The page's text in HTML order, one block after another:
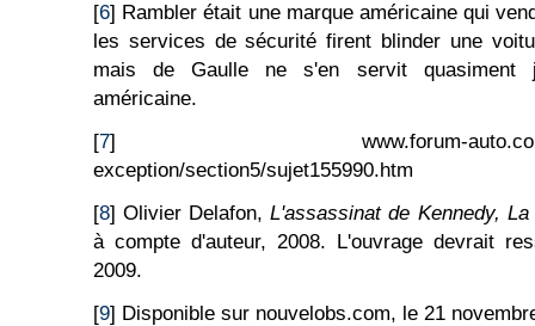
[6] Rambler était une marque américaine qui
les services de sécurité firent blinder une
mais de Gaulle ne s'en servit quasiment
américaine.
[7] www.forum-auto.com/
exception/section5/sujet155990.htm
[8] Olivier Delafon,L'assassinat de Kennedy,
à compte d'auteur, 2008. L'ouvrage devrait
2009.
[9] Disponible sur nouvelobs.com, le 21